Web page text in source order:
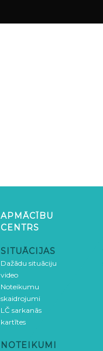
APMĀCĪBU
CENTRS
SITUĀCIJAS
Dažādu situāciju
video
Noteikumu
skaidrojumi
LČ sarkanās
kartītes
NOTEIKUMI